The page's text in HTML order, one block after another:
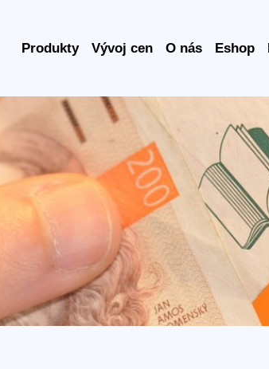
Produkty Vývoj cen O nás Eshop